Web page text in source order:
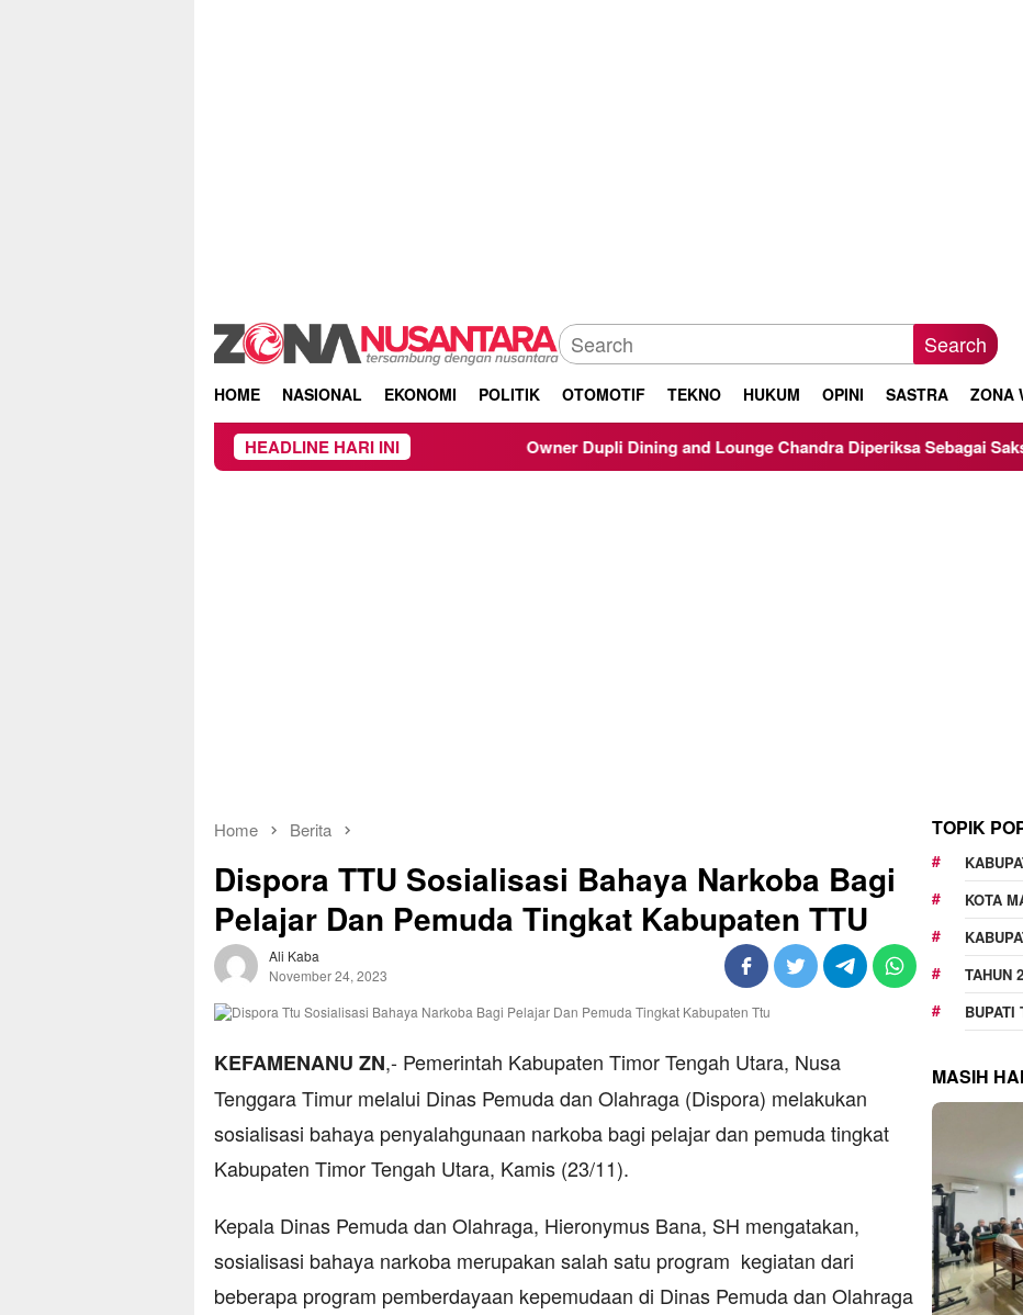
Search
HOME NASIONAL EKONOMI POLITIK OTOMOTIF TEKNO HUKUM OPINI SASTRA ZONA
HEADLINE HARI INIOwner Dupli Dining and Lounge Chandra Diperiksa Sebagai Saksi Kasus Korupsi
Home Berita
Dispora TTU Sosialisasi Bahaya Narkoba Bagi
Pelajar Dan Pemuda Tingkat Kabupaten TTU
Ali Kaba
November 24, 2023
KEFAMENANU ZN,- Pemerintah Kabupaten Timor Tengah Utara, Nusa
Tenggara Timur melalui Dinas Pemuda dan Olahraga (Dispora) melakukan
sosialisasi bahaya penyalahgunaan narkoba bagi pelajar dan pemuda tingkat
Kabupaten Timor Tengah Utara, Kamis (23/11).
Kepala Dinas Pemuda dan Olahraga, Hieronymus Bana, SH mengatakan,
sosialisasi bahaya narkoba merupakan salah satu program kegiatan dari
beberapa program pemberdayaan kepemudaan di Dinas Pemuda dan Olahraga
TOPIK
KOTA
TAHUN
BUPATI
MASIH